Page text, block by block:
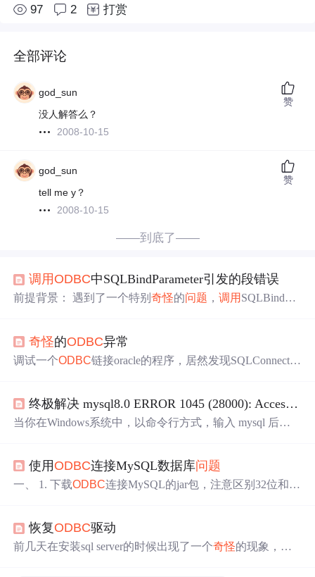
97 2 打赏
全部评论
god_sun
没人解答么？
2008-10-15
赞
god_sun
tell me y？
2008-10-15
赞
——到底了——
调用 ODBC中SQLBindParameter引发的段错误
前提背景： 遇到了一个特别奇怪的问题 ，调用 SQLBindPar
址传入，随后执行时程序说不定什么时候就莫名的段错
误，最后查找文档和对这段代码进行调试，最后确定要传
奇怪的ODBC异常
调试一个ODBC链接oracle的程序，居然发现SQLConnect就
过。 研究很久之后，突然想起，exe所有目录下有几个oracl
e的dll。把程序copy到另外的目录下，运行，果然不出错
终极解决 mysql8.0 ERROR 1045 (28000): Access denied for user ‘
当你在Windows系统中，以命令行方式，输入 mysql 后，
用的MySQL版本，使用命令 mysql --version，注意 在 versio
n 前 是 2 个减号， 首先，声明，我使用 的 MySQL 版本
使用 ODBC连接MySQL数据库问题
一、 1. 下载ODBC连接MySQL的jar包，注意区别32位和64
加 ODBC连接需要在 C:\Windows\SysWOW64文件夹下启动
odbc
ad32.exe，添加数据库连接成功。 二、 1. 当ODBC
恢复ODBC驱动
前几天在安装sql server的时候出现了一个奇怪的现象，当